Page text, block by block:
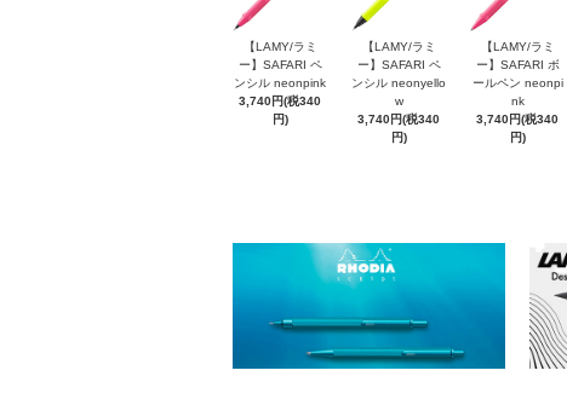
【LAMY/ラミ
ー】SAFARI ペ
ンシル neonpink
3,740円(税340
円)
【LAMY/ラミ
ー】SAFARI ペ
ンシル neonyello
w
3,740円(税340
円)
【LAMY/ラミ
ー】SAFARI ボ
ールペン neonpi
nk
3,740円(税340
円)